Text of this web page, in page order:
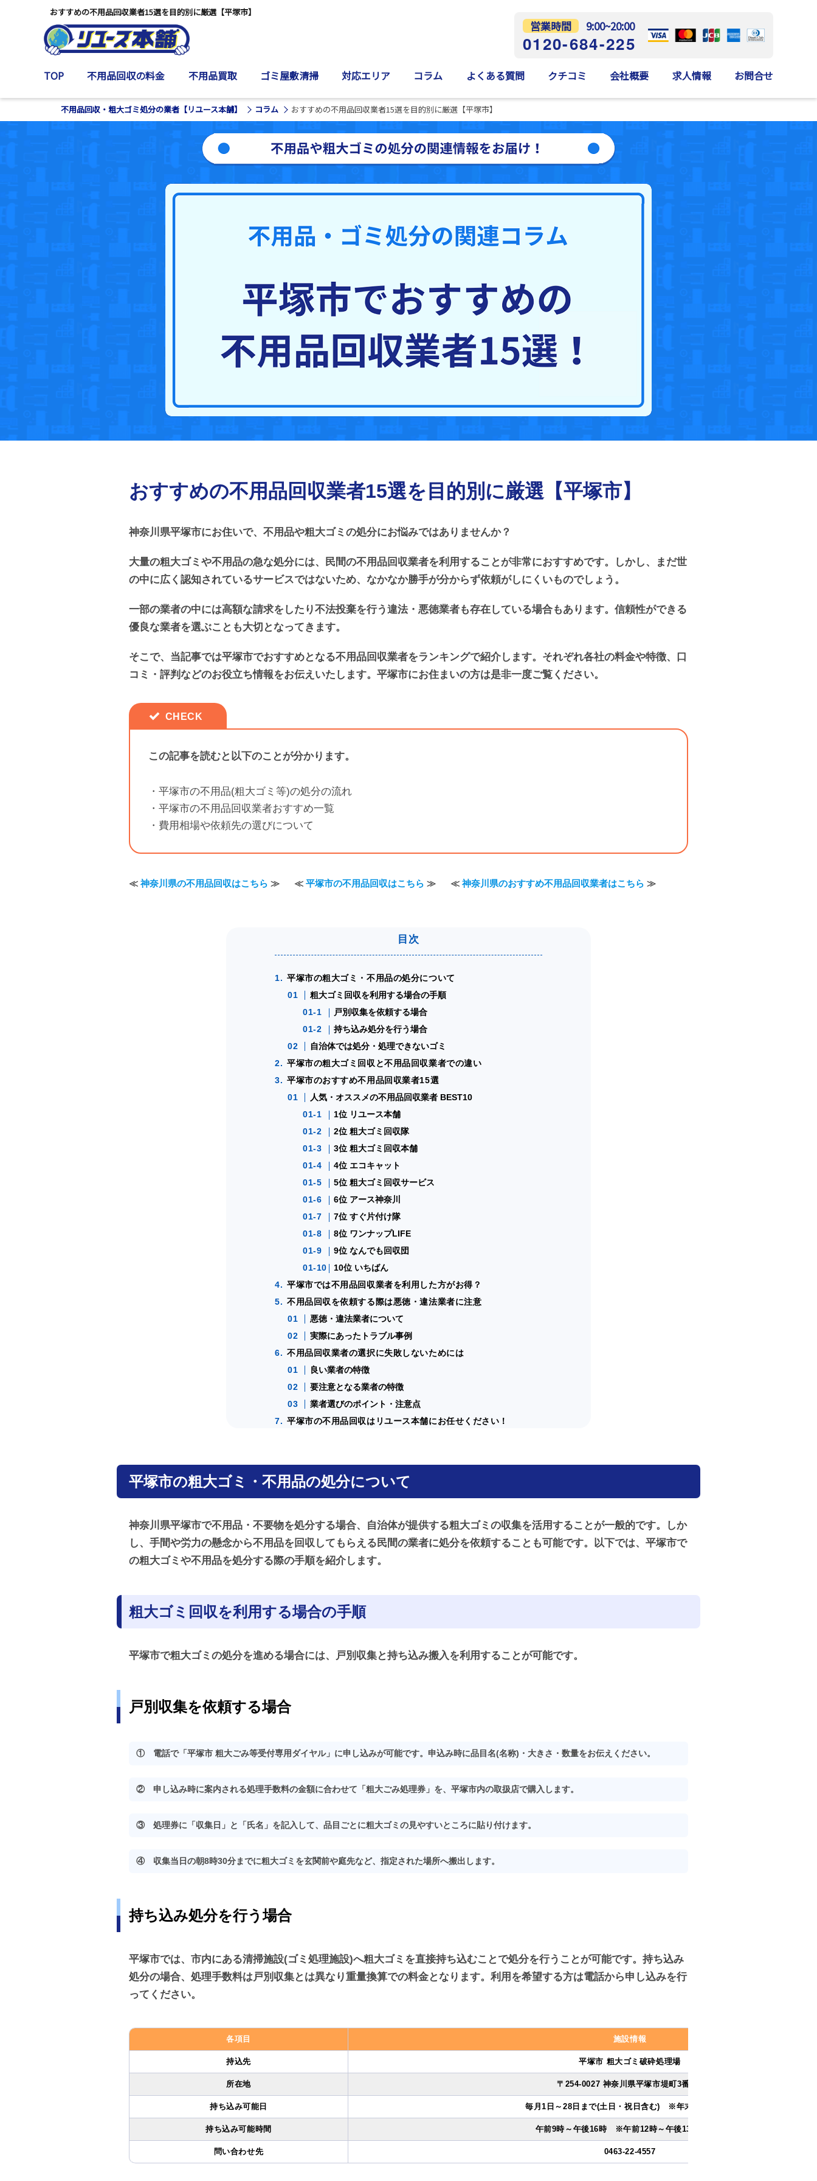
営業時間 9:00~20:00
0120-684-225
TOP 不用品回収の料金 不用品買取 ゴミ屋敷清掃 対応エリア コラム よくある質問 クチコミ 会社概要 求人情報 お問合せ
おすすめの不用品回収業者15選を目的別に厳選【平塚市】
不用品回収・粗大ゴミ処分の業者【リユース本舗】 コラム おすすめの不用品回収業者15選を目的別に厳選【平塚市】
おすすめの不用品回収業者15選を目的別に厳選【平塚市】
神奈川県平塚市にお住いで、不用品や粗大ゴミの処分にお悩みではありませんか？
大量の粗大ゴミや不用品の急な処分には、民間の不用品回収業者を利用することが非常におすすめです。しかし、まだ世
の中に広く認知されているサービスではないため、なかなか勝手が分からず依頼がしにくいものでしょう。
一部の業者の中には高額な請求をしたり不法投棄を行う違法・悪徳業者も存在している場合もあります。信頼性ができる
優良な業者を選ぶことも大切となってきます。
そこで、当記事では平塚市でおすすめとなる不用品回収業者をランキングで紹介します。それぞれ各社の料金や特徴、口
コミ・評判などのお役立ち情報をお伝えいたします。平塚市にお住まいの方は是非一度ご覧ください。
この記事を読むと以下のことが分かります。
・平塚市の不用品(粗大ゴミ等)の処分の流れ
・平塚市の不用品回収業者おすすめ一覧
・費用相場や依頼先の選びについて
≪ 神奈川県の不用品回収はこちら ≫ ≪ 平塚市の不用品回収はこちら ≫ ≪ 神奈川県のおすすめ不用品回収業者はこちら ≫
平塚市の粗大ゴミ・不用品の処分について
粗大ゴミ回収を利用する場合の手順
戸別収集を依頼する場合
持ち込み処分を行う場合
自治体では処分・処理できないゴミ
平塚市の粗大ゴミ回収と不用品回収業者での違い
平塚市のおすすめ不用品回収業者15選
人気・オススメの不用品回収業者 BEST10
1位 リユース本舗
2位 粗大ゴミ回収隊
3位 粗大ゴミ回収本舗
4位 エコキャット
5位 粗大ゴミ回収サービス
6位 アース神奈川
7位 すぐ片付け隊
8位 ワンナップLIFE
9位 なんでも回収団
10位 いちばん
平塚市では不用品回収業者を利用した方がお得？
不用品回収を依頼する際は悪徳・違法業者に注意
悪徳・違法業者について
実際にあったトラブル事例
不用品回収業者の選択に失敗しないためには
良い業者の特徴
要注意となる業者の特徴
業者選びのポイント・注意点
平塚市の不用品回収はリユース本舗にお任せください！
平塚市の粗大ゴミ・不用品の処分について
神奈川県平塚市で不用品・不要物を処分する場合、自治体が提供する粗大ゴミの収集を活用することが一般的です。しか
し、手間や労力の懸念から不用品を回収してもらえる民間の業者に処分を依頼することも可能です。以下では、平塚市で
の粗大ゴミや不用品を処分する際の手順を紹介します。
粗大ゴミ回収を利用する場合の手順
平塚市で粗大ゴミの処分を進める場合には、戸別収集と持ち込み搬入を利用することが可能です。
戸別収集を依頼する場合
① 電話で「平塚市 粗大ごみ等受付専用ダイヤル」に申し込みが可能です。申込み時に品目名(名称)・大きさ・数量をお伝えください。
② 申し込み時に案内される処理手数料の金額に合わせて「粗大ごみ処理券」を、平塚市内の取扱店で購入します。
③ 処理券に「収集日」と「氏名」を記入して、品目ごとに粗大ゴミの見やすいところに貼り付けます。
④ 収集当日の朝8時30分までに粗大ゴミを玄関前や庭先など、指定された場所へ搬出します。
持ち込み処分を行う場合
平塚市では、市内にある清掃施設(ゴミ処理施設)へ粗大ゴミを直接持ち込むことで処分を行うことが可能です。持ち込み
処分の場合、処理手数料は戸別収集とは異なり重量換算での料金となります。利用を希望する方は電話から申し込みを行
ってください。
各項目 施設情報
持込先 平塚市 粗大ゴミ破砕処理場
所在地 〒254-0027 神奈川県平塚市堤町3番5号
持ち込み可能日 毎月1日～28日まで(土日・祝日含む) ※年末年始を除く
持ち込み可能時間 午前9時～午後16時 ※午前12時～午後13時を除く
問い合わせ先 0463-22-4557